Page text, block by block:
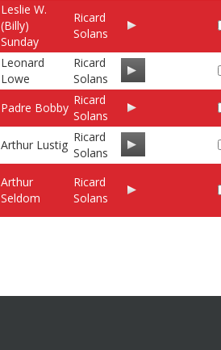
Leslie W.
(Billy)
Sunday
Ricard
Solans
Leonard
Lowe
Ricard
Solans
Padre Bobby
Ricard
Solans
Arthur Lustig
Ricard
Solans
Arthur
Seldom
Ricard
Solans